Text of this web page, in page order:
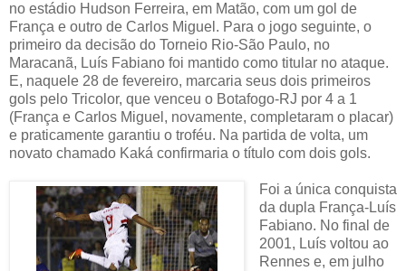
no estádio Hudson Ferreira, em Matão, com um gol de
França e outro de Carlos Miguel. Para o jogo seguinte, o
primeiro da decisão do Torneio Rio-São Paulo, no
Maracanã, Luís Fabiano foi mantido como titular no ataque.
E, naquele 28 de fevereiro, marcaria seus dois primeiros
gols pelo Tricolor, que venceu o Botafogo-RJ por 4 a 1
(França e Carlos Miguel, novamente, completaram o placar)
e praticamente garantiu o troféu. Na partida de volta, um
novato chamado Kaká confirmaria o título com dois gols.
Foi a única conquista
da dupla França-Luís
Fabiano. No final de
2001, Luís voltou ao
Rennes e, em julho